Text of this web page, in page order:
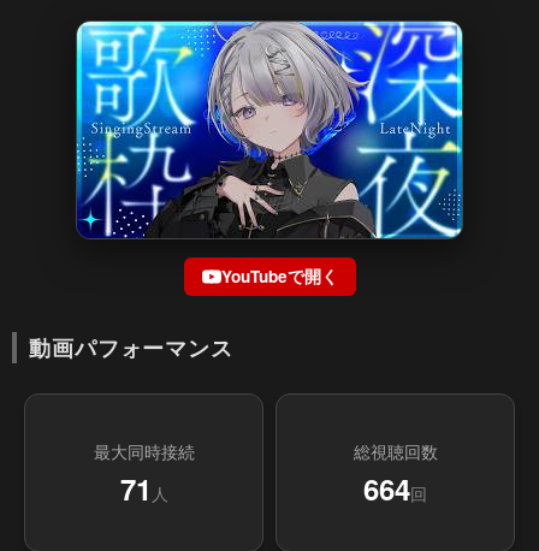
YouTubeで開く
動画パフォーマンス
最大同時接続
71 人
総視聴回数
664回